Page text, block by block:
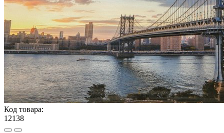
Код товара:
12138